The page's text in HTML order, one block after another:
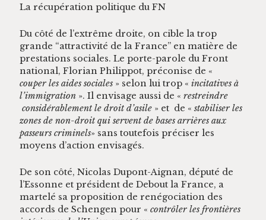
La récupéra­tion poli­tique du FN
Du côté de l’ex­trême droite, on cible la trop
grande “attrac­tiv­ité de la France” en matière de
presta­tions sociales. Le porte-parole du Front
nation­al, Flo­ri­an Philip­pot, pré­conise de «
couper les aides sociales » selon lui trop «inci­ta­tives à
l’im­mi­gra­tion ». Il envis­age aus­si de «restrein­dre
con­sid­érable­ment le droit d’asile » et de «sta­bilis­er les
zones de non-droit qui ser­vent de bases arrières aux
passeurs crim­inels» sans toute­fois pré­cis­er les
moyens d’ac­tion envisagés.
De son côté, Nico­las Dupont-Aig­nan, député de
l’Es­sonne et prési­dent de Debout la France, a
martelé sa propo­si­tion de rené­go­ci­a­tion des
accords de Schen­gen pour «con­trôler les fron­tières